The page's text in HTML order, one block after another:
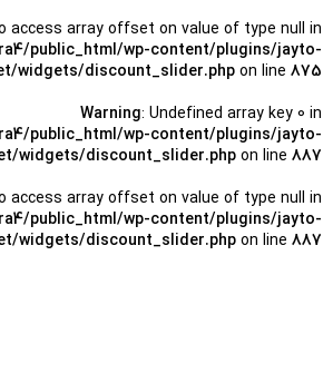
access array offset on value of type null in
public_html/wp-content/plugins/jayto-
widgets/discount_slider.php on line 875
Warning: Undefined array key 0 in
public_html/wp-content/plugins/jayto-
widgets/discount_slider.php on line 887
access array offset on value of type null in
public_html/wp-content/plugins/jayto-
widgets/discount_slider.php on line 887